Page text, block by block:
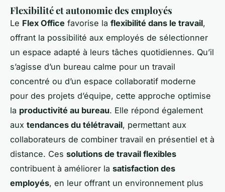
Flexibilité et autonomie des employés
Le Flex Office favorise la flexibilité dans le travail,
offrant la possibilité aux employés de sélectionner
un espace adapté à leurs tâches quotidiennes. Qu’il
s’agisse d’un bureau calme pour un travail
concentré ou d’un espace collaboratif moderne
pour des projets d’équipe, cette approche optimise
la productivité au bureau. Elle répond également
aux tendances du télétravail, permettant aux
collaborateurs de combiner travail en présentiel et à
distance. Ces solutions de travail flexibles
contribuent à améliorer la satisfaction des
employés, en leur offrant un environnement plus